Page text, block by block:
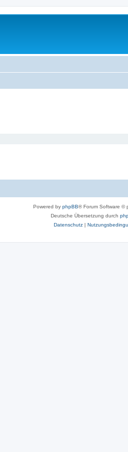
Powered by phpBB® Forum Software ©
Deutsche Übersetzung durch
Datenschutz|